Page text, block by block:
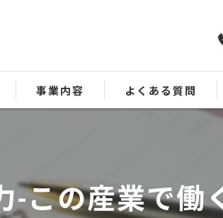
事業内容 よくある質問
-この産業で働